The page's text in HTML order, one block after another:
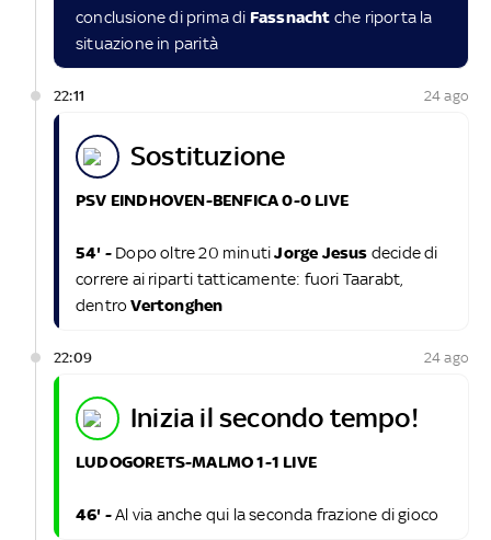
conclusione di prima di Fassnacht che riporta la
situazione in parità
22:11 24 ago
sostituzione
PSV EINDHOVEN-BENFICA 0-0 LIVE
54' - Dopo oltre 20 minutiJorge Jesus decide di
correre ai riparti tatticamente: fuori Taarabt,
dentroVertonghen
22:09 24 ago
inizia il secondo tempo!
LUDOGORETS-MALMO 1-1 LIVE
46' -Al via anche qui la seconda frazione di gioco